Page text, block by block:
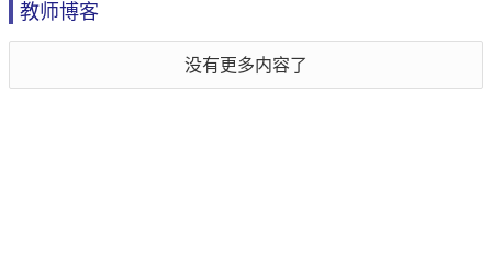
教师博客
没有更多内容了